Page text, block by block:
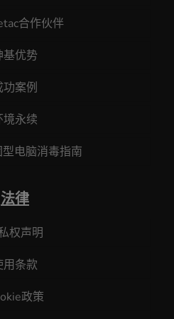
合作伙伴
基优势
功案例
境永续
电脑消毒指南
法律
权声明
用条款
政策